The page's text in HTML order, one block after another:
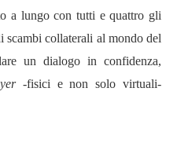
a lungo con tutti e quattro gli
scambi collaterali al mondo del
un dialogo in confidenza,
-fisici e non solo virtuali-